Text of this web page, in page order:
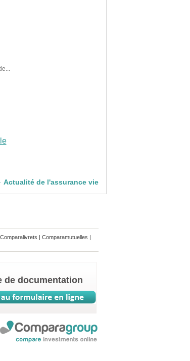
Actualité de l'assurance vie
Comparalivrets | Comparamutuelles |
de documentation